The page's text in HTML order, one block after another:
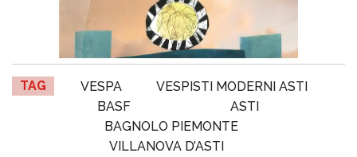
TAG VESPA
VESPISTI MODERNI ASTI
BASF
ASTI
BAGNOLO PIEMONTE
VILLANOVA D’ASTI